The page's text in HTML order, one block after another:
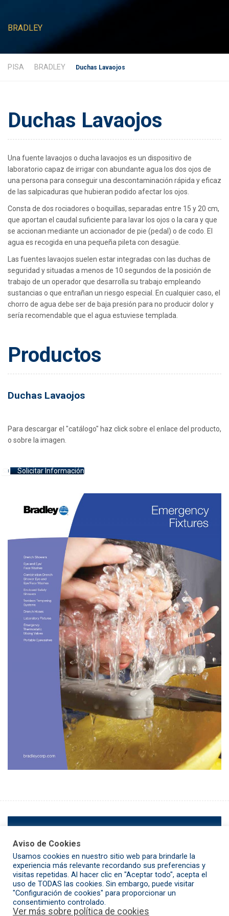
BRADLEY
PISA BRADLEY Duchas Lavaojos
Duchas Lavaojos
Una fuente lavaojos o ducha lavaojos es un dispositivo de
laboratorio capaz de irrigar con abundante agua los dos ojos de
una persona para conseguir una descontaminación rápida y eficaz
de las salpicaduras que hubieran podido afectar los ojos.
Consta de dos rociadores o boquillas, separadas entre 15 y 20 cm,
que aportan el caudal suficiente para lavar los ojos o la cara y que
se accionan mediante un accionador de pie (pedal) o de codo. El
agua es recogida en una pequeña pileta con desagüe.
Las fuentes lavaojos suelen estar integradas con las duchas de
seguridad y situadas a menos de 10 segundos de la posición de
trabajo de un operador que desarrolla su trabajo empleando
sustancias o que entrañan un riesgo especial. En cualquier caso, el
chorro de agua debe ser de baja presión para no producir dolor y
sería recomendable que el agua estuviese templada.
Productos
Duchas Lavaojos
Para descargar el "catálogo" haz click sobre el enlace del producto,
o sobre la imagen.
Solicitar Información
SIGUIENTE
Copyright 2020 Productos de Instrumentación S.A
Aviso de Cookies
Usamos cookies en nuestro sitio web para brindarle la
experiencia más relevante recordando sus preferencias y
visitas repetidas. Al hacer clic en "Aceptar todo", acepta el
uso de TODAS las cookies. Sin embargo, puede visitar
"Configuración de cookies" para proporcionar un
consentimiento controlado.
Ver más sobre política de cookies